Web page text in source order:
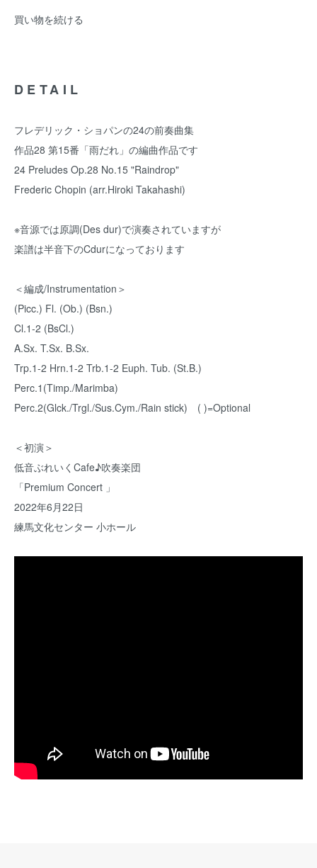
買い物を続ける
DETAIL
フレデリック・ショパンの24の前奏曲集
作品28 第15番「雨だれ」の編曲作品です
24 Preludes Op.28 No.15 "Raindrop"
Frederic Chopin (arr.Hiroki Takahashi)
※音源では原調(Des dur)で演奏されていますが
楽譜は半音下のCdurになっております
＜編成/Instrumentation＞
(Picc.) Fl. (Ob.) (Bsn.)
Cl.1-2 (BsCl.)
A.Sx. T.Sx. B.Sx.
Trp.1-2 Hrn.1-2 Trb.1-2 Euph. Tub. (St.B.)
Perc.1(Timp./Marimba)
Perc.2(Glck./Trgl./Sus.Cym./Rain stick) ( )=Optional
＜初演＞
低音ぶれいくCafe♪吹奏楽団
「Premium Concert 」
2022年6月22日
練馬文化センター 小ホール